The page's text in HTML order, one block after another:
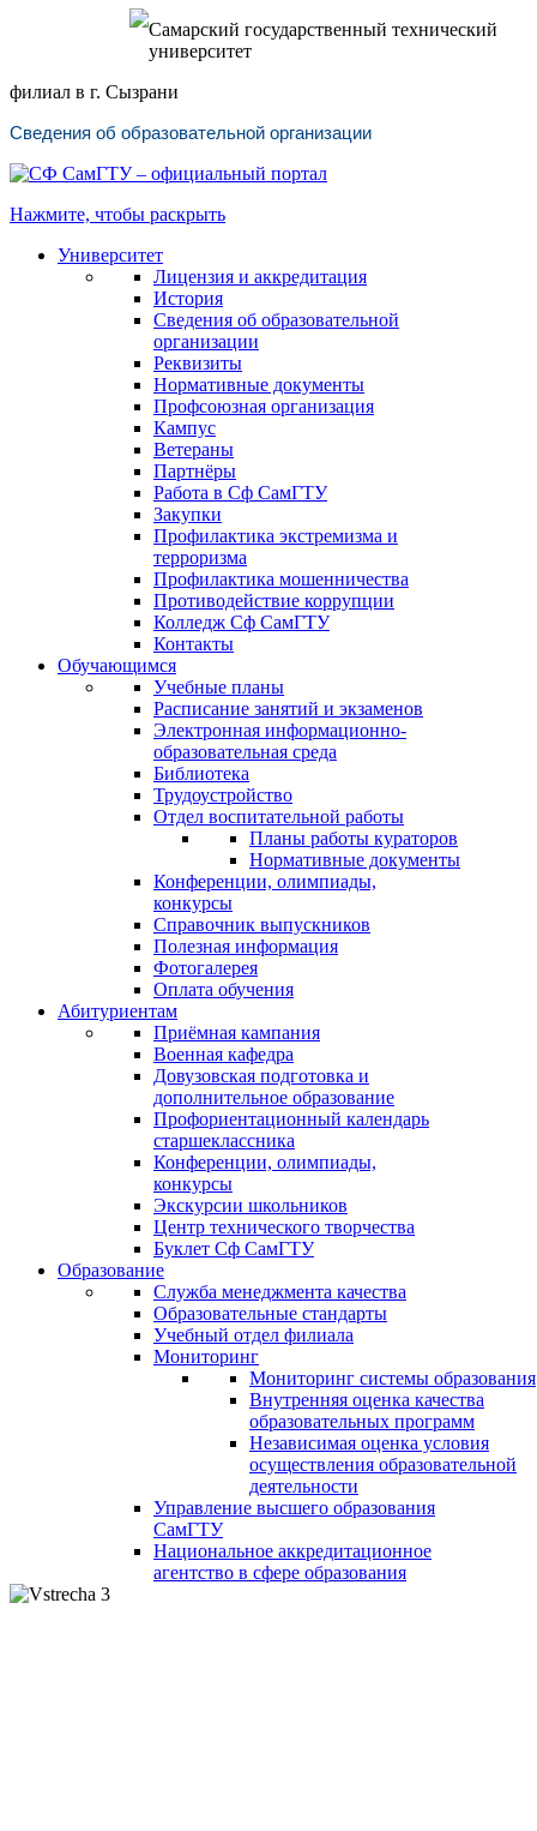
Самарский государственный технический
университет
филиал в г. Сызрани
Сведения об образовательной организации
Нажмите, чтобы раскрыть
Университет
Лицензия и аккредитация
История
Сведения об образовательной
организации
Реквизиты
Нормативные документы
Профсоюзная организация
Кампус
Ветераны
Партнёры
Работа в Сф СамГТУ
Закупки
Профилактика экстремизма и
терроризма
Профилактика мошенничества
Противодействие коррупции
Колледж Сф СамГТУ
Контакты
Обучающимся
Учебные планы
Расписание занятий и экзаменов
Электронная информационно-
образовательная среда
Библиотека
Трудоустройство
Отдел воспитательной работы
Планы работы кураторов
Нормативные документы
Конференции, олимпиады,
конкурсы
Справочник выпускников
Полезная информация
Фотогалерея
Оплата обучения
Абитуриентам
Приёмная кампания
Военная кафедра
Довузовская подготовка и
дополнительное образование
Профориентационный календарь
старшеклассника
Конференции, олимпиады,
конкурсы
Экскурсии школьников
Центр технического творчества
Буклет Сф СамГТУ
Образование
Служба менеджмента качества
Образовательные стандарты
Учебный отдел филиала
Мониторинг
Мониторинг системы образования
Внутренняя оценка качества
образовательных программ
Независимая оценка условия
осуществления образовательной
деятельности
Управление высшего образования
СамГТУ
Национальное аккредитационное
агентство в сфере образования